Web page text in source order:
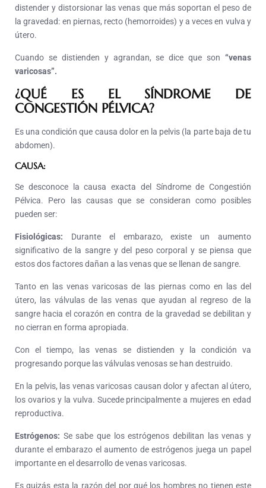
distender y distorsionar las venas que más soportan el peso de
la gravedad: en piernas, recto (hemorroides) y a veces en vulva y
útero.
Cuando se distienden y agrandan, se dice que son “venas
varicosas”.
¿QUÉ ES EL SÍNDROME DE
CONGESTIÓN PÉLVICA?
Es una condición que causa dolor en la pelvis (la parte baja de tu
abdomen).
CAUSA:
Se desconoce la causa exacta del Síndrome de Congestión
Pélvica. Pero las causas que se consideran como posibles
pueden ser:
Fisiológicas: Durante el embarazo, existe un aumento
significativo de la sangre y del peso corporal y se piensa que
estos dos factores dañan a las venas que se llenan de sangre.
Tanto en las venas varicosas de las piernas como en las del
útero, las válvulas de las venas que ayudan al regreso de la
sangre hacia el corazón en contra de la gravedad se debilitan y
no cierran en forma apropiada.
Con el tiempo, las venas se distienden y la condición va
progresando porque las válvulas venosas se han destruido.
En la pelvis, las venas varicosas causan dolor y afectan al útero,
los ovarios y la vulva. Sucede principalmente a mujeres en edad
reproductiva.
Estrógenos: Se sabe que los estrógenos debilitan las venas y
durante el embarazo el aumento de estrógenos juega un papel
importante en el desarrollo de venas varicosas.
Es quizás esta la razón del por qué los hombres no tienen este